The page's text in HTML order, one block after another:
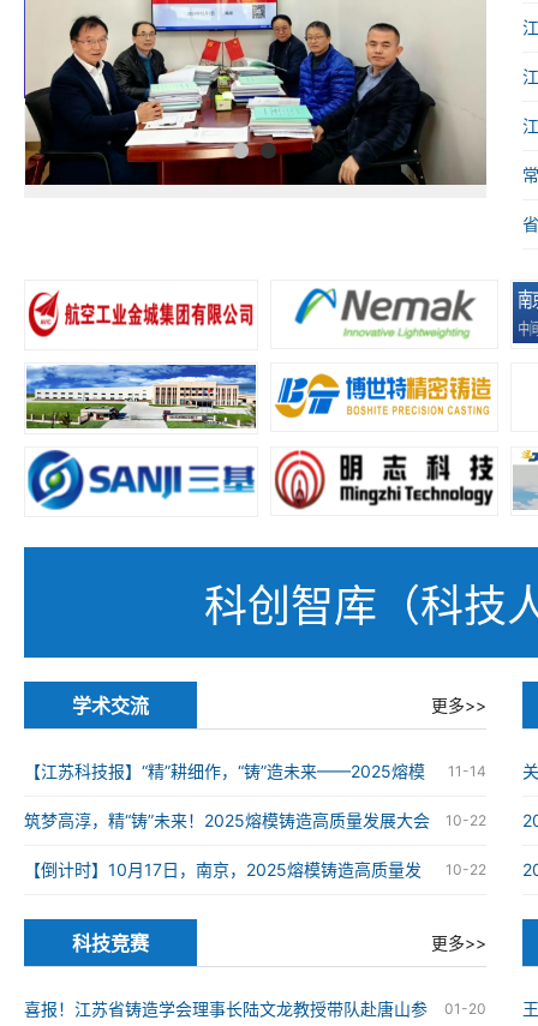
1 2
科创智库（科技
学术交流 更多>>
11-14
【江苏科技报】“精”耕细作，“铸”造未来——2025熔模
铸造高质量发展大会在南京举办 10-22
筑梦高淳，精“铸”未来！2025熔模铸造高质量发展大会
在南京高淳成功举办 10-22
【倒计时】10月17日，南京，2025熔模铸造高质量发
展大会
科技竞赛 更多>>
01-20
喜报！江苏省铸造学会理事长陆文龙教授带队赴唐山参